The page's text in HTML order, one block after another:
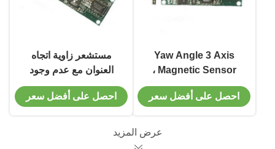
Yaw Angle 3 Axis
Magnetic Sensor ،
استبدل مستشعر مقياس
المغناطيسية هانيويل
احصل على أفضل سعر
مستشعر زاوية اتجاه
العنوان مع عدم وجود
عنوان انجراف دقيق
لمقياس Gauss
احصل على أفضل سعر
عرض المزيد